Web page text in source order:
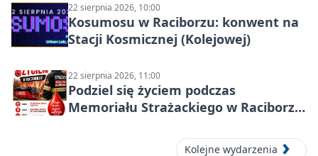
22 sierpnia 2026, 10:00
Kosumosu w Raciborzu: konwent na
Stacji Kosmicznej (Kolejowej)
22 sierpnia 2026, 11:00
Podziel się życiem podczas
Memoriału Strażackiego w Raciborzu
Kolejne wydarzenia